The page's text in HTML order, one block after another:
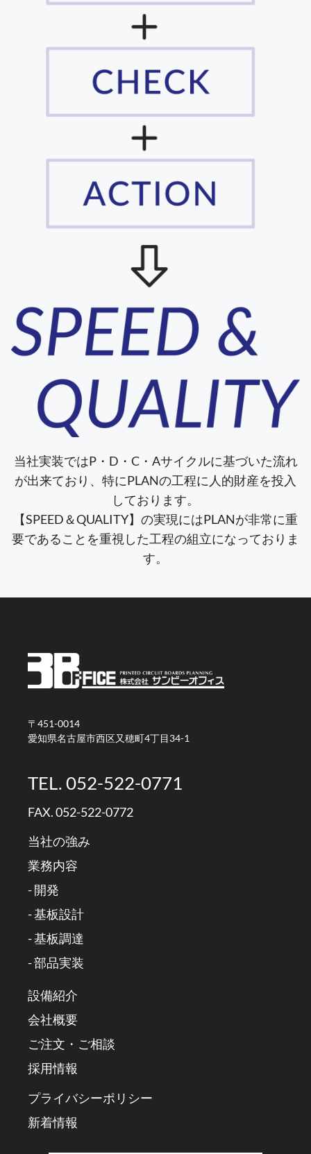
当社実装ではP・D・C・Aサイクルに基づいた流れ
が出来ており、特にPLANの工程に人的財産を投入
しております。
【SPEED＆QUALITY】の実現にはPLANが非常に重
要であることを重視した工程の組立になっておりま
す。
〒451-0014
愛知県名古屋市西区又穂町4丁目34-1
TEL. 052-522-0771
FAX. 052-522-0772
当社の強み
業務内容
- 開発
- 基板設計
- 基板調達
- 部品実装
設備紹介
会社概要
ご注文・ご相談
採用情報
プライバシーポリシー
新着情報